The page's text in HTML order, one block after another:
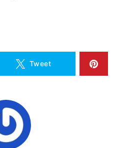
Tweet